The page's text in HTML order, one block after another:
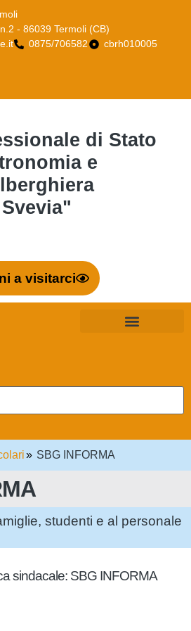
- 86039 Termoli (CB)
0875/706582 cbrh010005
di Stato
e
a visitarci
SBG INFORMA
studenti e al personale
sindacale: SBG INFORMA